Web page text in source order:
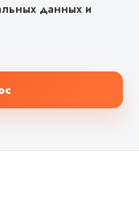
данных и